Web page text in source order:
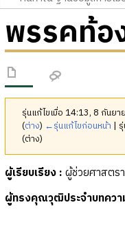
พรรคท้อ
รุ่นแก้ไขเมื่อ 14:13, 8 กันย
(ต่าง) ←รุ่นแก้ไขก่อนหน้า |
(ต่าง)
ผู้เรียบเรียง : ผู้ช่วยศาสตร
ผู้ทรงคุณวุฒิประจำบทควา